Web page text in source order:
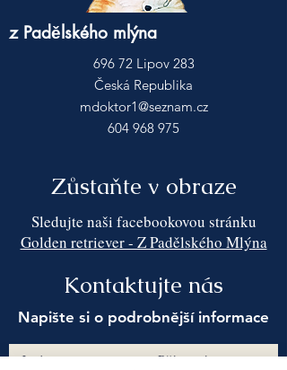
z Padělského mlýna
696 72 Lipov 283
Česká Republika
mdoktor1@seznam.cz
604 968 975
Zůstaňte v obraze
Sledujte naši facebookovou stránku
Golden retriever - Z Padělského Mlýna
Kontaktujte nás
Napište si o podrobnější informace
Jméno Příjmení